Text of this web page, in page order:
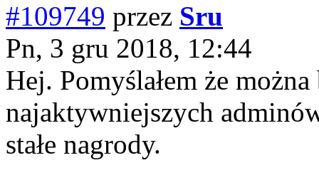
#109749 przez Sru
Pn, 3 gru 2018, 12:44
Hej. Pomyślałem że
najaktywniejszych
stałe nagrody.